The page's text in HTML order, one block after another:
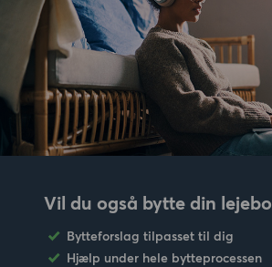
Vil du også bytte din
Bytteforslag tilpasset til dig
Hjælp under hele bytteprocessen